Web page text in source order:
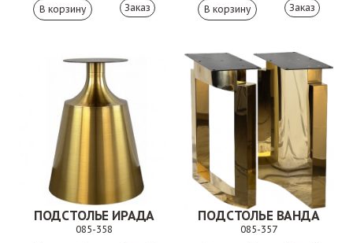
Заказ Заказ
ПОДСТОЛЬЕ ИРАДА
085-358
ПОДСТОЛЬЕ ВАНДА
085-357